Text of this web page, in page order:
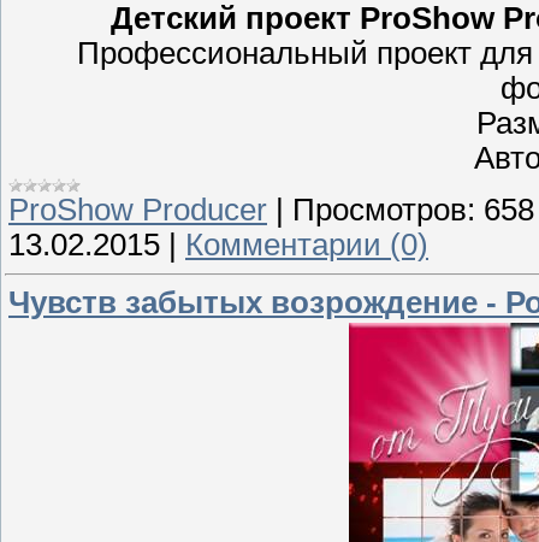
Детский проект ProShow
Профессиональный проект
ProShow Producer
Просмотров: 658
13.02.2015
Комментарии (0)
Чувств забытых возрождение -